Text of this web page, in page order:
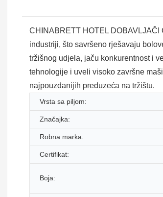
CHINABRETT HOTEL
industriji, što savršeno rješavaju
tržišnog udjela, jaču konkurentnost i
tehnologije i uveli visoko završne
najpouzdanijih preduzeća na tržištu.
Vrsta sa piljom:
Značajka:
Robna marka:
Certifikat:
Boja: